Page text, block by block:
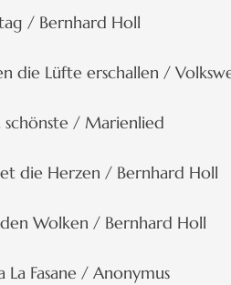
/ Bernhard Holl
die Lüfte erschallen /
schönste / Marienlied
die Herzen / Bernhard Holl
Wolken / Bernhard Holl
La Fasane / Anonymus